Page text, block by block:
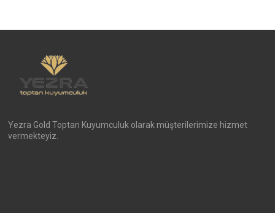
Yezra Gold Toptan Kuyumculuk olarak müşterilerimize hizmet
vermekteyiz.